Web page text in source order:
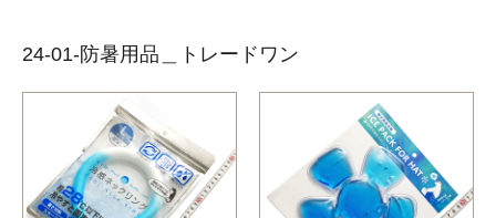
取扱メーカー
金井産業の強み
マルキン印
24-01-防暑用品＿トレードワン